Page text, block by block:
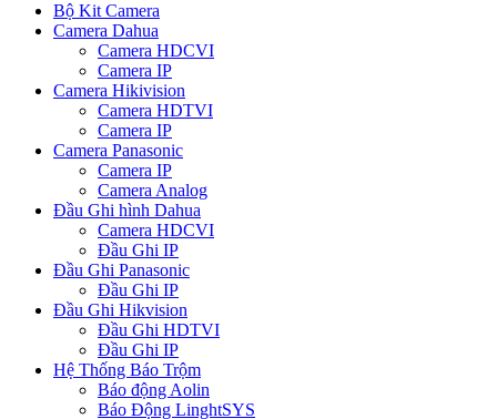
Bộ Kit Camera
Camera Dahua
Camera HDCVI
Camera IP
Camera Hikivision
Camera HDTVI
Camera IP
Camera Panasonic
Camera IP
Camera Analog
Đầu Ghi hình Dahua
Camera HDCVI
Đầu Ghi IP
Đầu Ghi Panasonic
Đầu Ghi IP
Đầu Ghi Hikvision
Đầu Ghi HDTVI
Đầu Ghi IP
Hệ Thống Báo Trộm
Báo động Aolin
Báo Động LinghtSYS